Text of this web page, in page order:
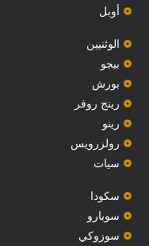
أوبل
‏الوثنيين‏
بيجو
بورش
رينج روفر
رينو
رولزرويس
سيات
سكودا
‏سوبارو‏
سوزوكي